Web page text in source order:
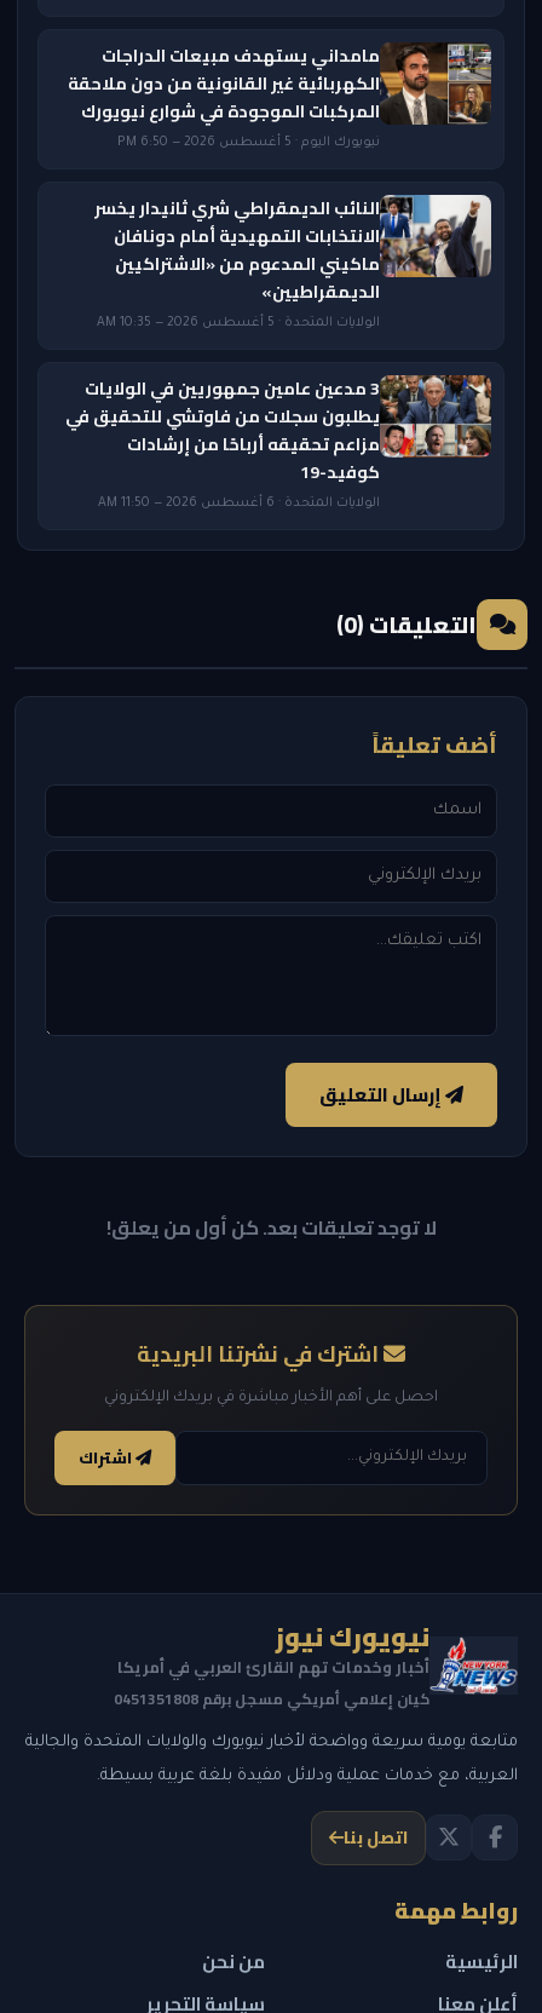
مامداني يستهدف مبيعات الدراجات
الكهربائية غير القانونية من دون ملاحقة
المركبات الموجودة في شوارع نيويورك
نيويورك اليوم · 5 أغسطس 2026 — 6:50 PM
النائب الديمقراطي شري ثانيدار يخسر
الانتخابات التمهيدية أمام دونافان
ماكيني المدعوم من «الاشتراكيين
الديمقراطيين»
الولايات المتحدة · 5 أغسطس 2026 — 10:35 AM
3 مدعين عامين جمهوريين في الولايات
يطلبون سجلات من فاوتشي للتحقيق في
مزاعم تحقيقه أرباحًا من إرشادات
كوفيد-19
الولايات المتحدة · 6 أغسطس 2026 — 11:50 AM
التعليقات (0)
أضف تعليقاً
إرسال التعليق
لا توجد تعليقات بعد. كن أول من يعلق!
اشترك في نشرتنا البريدية
احصل على أهم الأخبار مباشرة في بريدك الإلكتروني
اشتراك
نيويورك نيوز
أخبار وخدمات تهم القارئ العربي في أمريكا
كيان إعلامي أمريكي مسجل برقم 0451351808
متابعة يومية سريعة وواضحة لأخبار نيويورك والولايات المتحدة والجالية
العربية، مع خدمات عملية ودلائل مفيدة بلغة عربية بسيطة.
اتصل بنا
روابط مهمة
الرئيسية
من نحن
أعلن معنا
سياسة التحرير